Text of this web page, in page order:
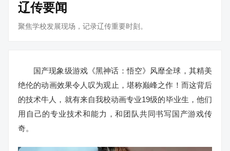
辽传要闻
聚焦学校发展现场，记录辽传重要时刻。
国产现象级游戏《黑神话：悟空》风靡全球，其精美
绝伦的动画效果令人叹为观止，堪称巅峰之作！而这背后
的技术牛人，就有来自我校动画专业19级的毕业生，他们
用自己的专业技术和能力，和团队共同书写国产游戏传
奇。